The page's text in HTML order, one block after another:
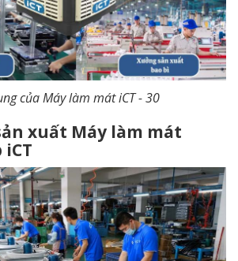
của Máy làm mát iCT - 30
xuất Máy làm mát